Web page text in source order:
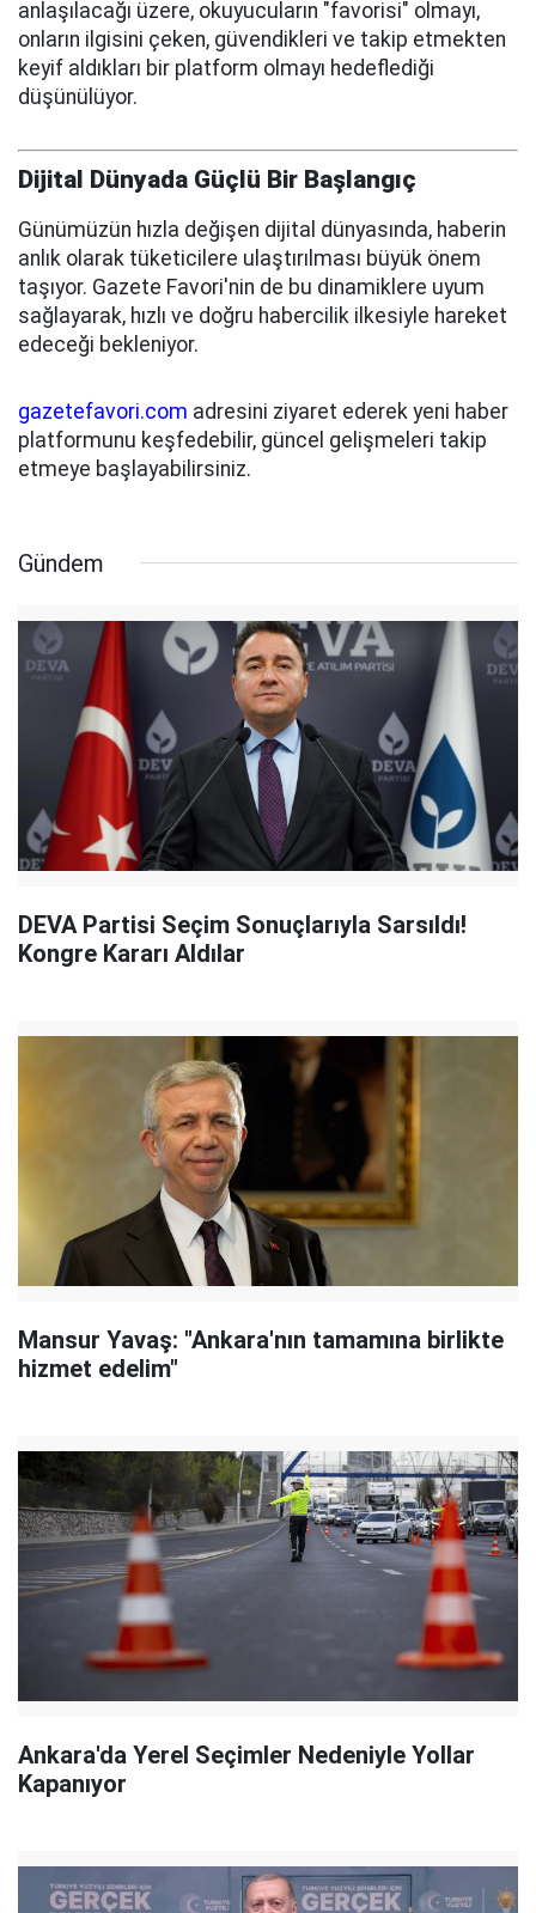
anlaşılacağı üzere, okuyucuların "favorisi" olmayı,
onların ilgisini çeken, güvendikleri ve takip etmekten
keyif aldıkları bir platform olmayı hedeflediği
düşünülüyor.
Dijital Dünyada Güçlü Bir Başlangıç
Günümüzün hızla değişen dijital dünyasında, haberin
anlık olarak tüketicilere ulaştırılması büyük önem
taşıyor. Gazete Favori'nin de bu dinamiklere uyum
sağlayarak, hızlı ve doğru habercilik ilkesiyle hareket
edeceği bekleniyor.
gazetefavori.com adresini ziyaret ederek yeni haber
platformunu keşfedebilir, güncel gelişmeleri takip
etmeye başlayabilirsiniz.
Gündem
DEVA Partisi Seçim Sonuçlarıyla Sarsıldı!
Kongre Kararı Aldılar
Mansur Yavaş: "Ankara'nın tamamına birlikte
hizmet edelim"
Ankara'da Yerel Seçimler Nedeniyle Yollar
Kapanıyor